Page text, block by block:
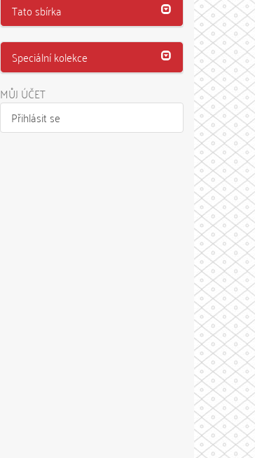
Tato sbírka
Speciální kolekce
MŮJ ÚČET
Přihlásit se